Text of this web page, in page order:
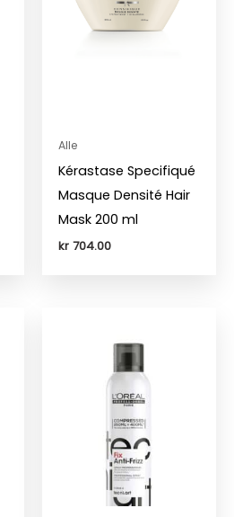
Alle
Kérastase Specifiqué
Masque Densité Hair
Mask 200 ml
kr704.00